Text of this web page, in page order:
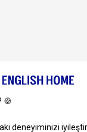
Kargo Bedava!